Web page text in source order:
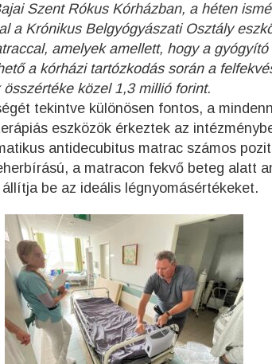
Szent Rókus Kórházban, a héten
a Krónikus Belgyógyászati Osztály
amelyek amellett, hogy a
a kórházi tartózkodás során a
közel 1,3 millió forint.
tekintve különösen fontos, a
eszközök érkeztek az
antidecubitus matrac számos
a matracon fekvő beteg alatt
be az ideális légnyomásértékeket.